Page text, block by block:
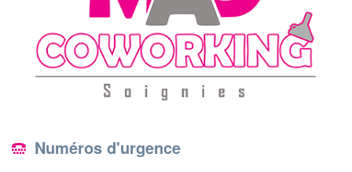
Numéros d'urgence